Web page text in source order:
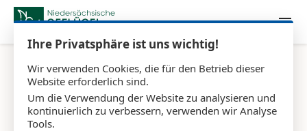
Ihre Privatsphäre ist uns wichtig!
Wir verwenden Cookies, die für den Betrieb dieser
Website erforderlich sind.
Um die Verwendung der Website zu analysieren und
kontinuierlich zu verbessern, verwenden wir Analyse
Tools.